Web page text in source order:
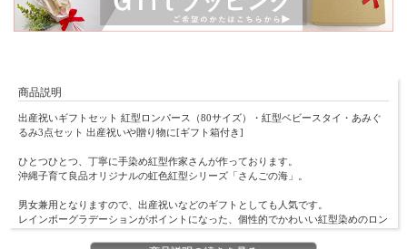
商品説明
出産祝いギフトセット 紅型ロンパース（80サイズ）・紅型ベビースタイ・あみぐ
るみ3点セット 出産祝いや贈り物に[ギフト箱付き]
ひとつひとつ、丁寧に手染め紅型作家さんが作っております。
沖縄子育て良品オリジナルの虹色紅型シリーズ「さんごの海」。
男女兼用となりますので、出産祝いなどのギフトとしても人気です。
レインボーグラデーションがポイントになった、個性的でかわいい紅型染めのロン